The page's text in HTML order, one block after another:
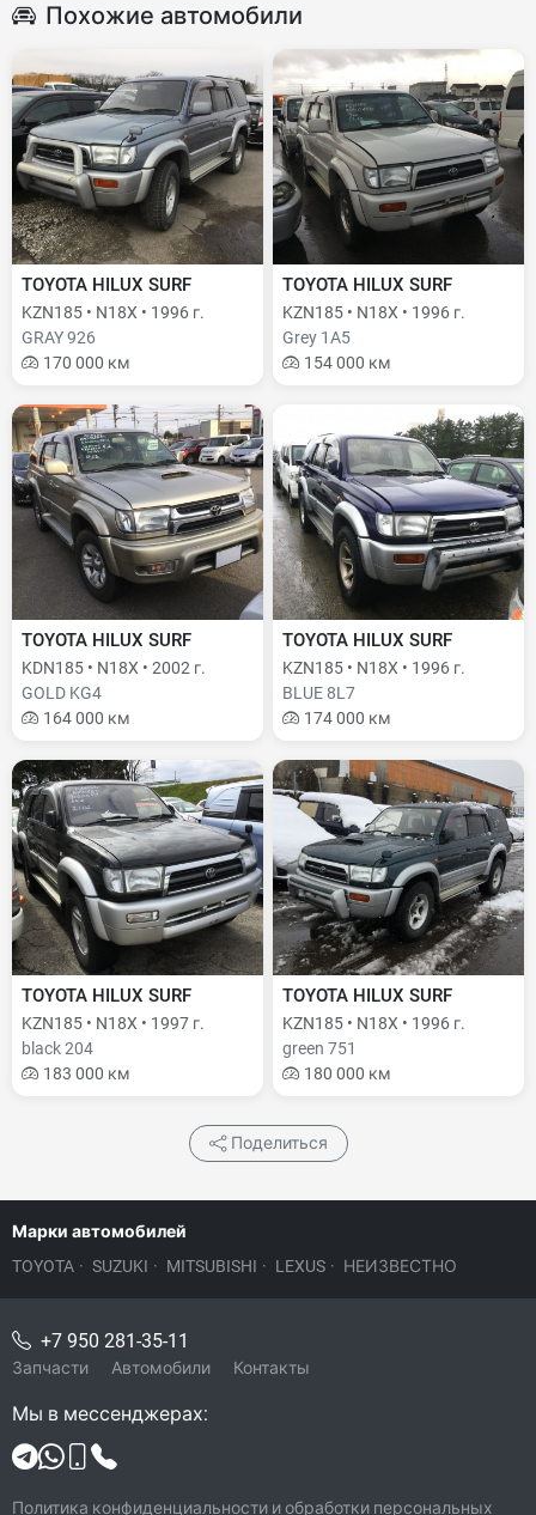
Похожие автомобили
TOYOTA HILUX SURF
KZN185 • N18X • 1996 г.
GRAY 926
170 000 км
TOYOTA HILUX SURF
KZN185 • N18X • 1996 г.
Grey 1A5
154 000 км
TOYOTA HILUX SURF
KDN185 • N18X • 2002 г.
GOLD KG4
164 000 км
TOYOTA HILUX SURF
KZN185 • N18X • 1996 г.
BLUE 8L7
174 000 км
TOYOTA HILUX SURF
KZN185 • N18X • 1997 г.
black 204
183 000 км
TOYOTA HILUX SURF
KZN185 • N18X • 1996 г.
green 751
180 000 км
Поделиться
Марки автомобилей
TOYOTA · SUZUKI · MITSUBISHI · LEXUS · НЕИЗВЕСТНО
+7 950 281-35-11
Запчасти Автомобили Контакты
Мы в мессенджерах:
Политика конфиденциальности и обработки персональных